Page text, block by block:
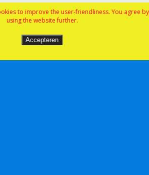
Desktop
to improve the user-friendliness. You agree by
using the website further.
Accepteren